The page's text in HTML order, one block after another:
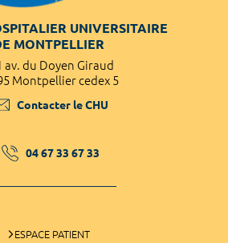
UNIVERSITAIRE
MONTPELLIER
av. du Doyen Giraud
Montpellier cedex 5
Contacter le CHU
04 67 33 67 33
ESPACE PATIENT